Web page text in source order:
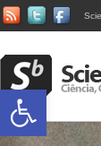
Abrir a